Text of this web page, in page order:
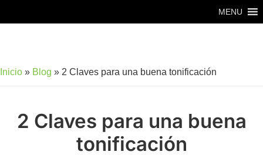
al
al
página
MENU
Inicio » Blog » 2 Claves para una buena tonificación
2 Claves para una buena
tonificación